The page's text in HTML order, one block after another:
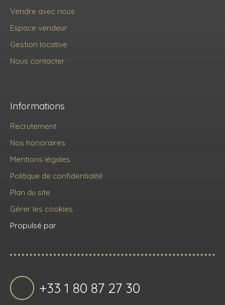
Vendre avec nous
Espace vendeur
Gestion locative
Nous contacter
Informations
Recrutement
Nos honoraires
Mentions légales
Politique de confidentialité
Plan du site
Gérer les cookies
Propulsé par
+33 1 80 87 27 30